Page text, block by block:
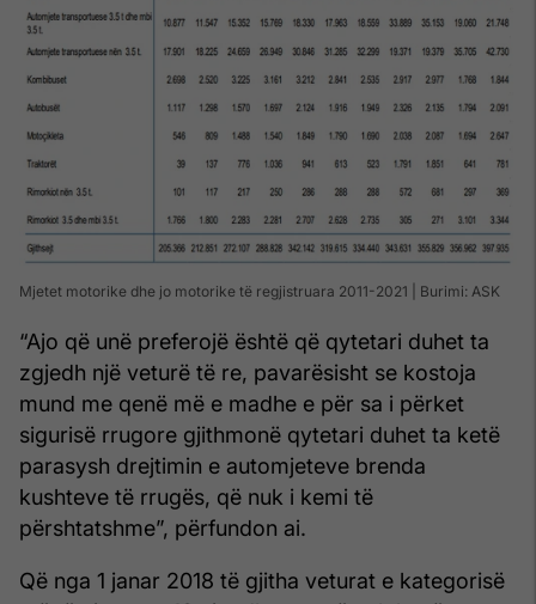
Mjetet motorike dhe jo motorike të regjistruara 2011-2021 | Burimi: ASK
“Ajo që unë preferojë është që qytetari duhet ta
zgjedh një veturë të re, pavarësisht se kostoja
mund me qenë më e madhe e për sa i përket
sigurisë rrugore gjithmonë qytetari duhet ta ketë
parasysh drejtimin e automjeteve brenda
kushteve të rrugës, që nuk i kemi të
përshtatshme”, përfundon ai.
Që nga 1 janar 2018 të gjitha veturat e kategorisë